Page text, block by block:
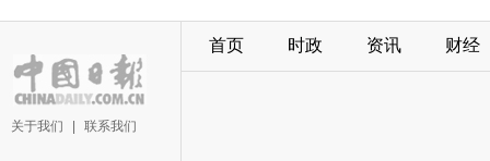
关于我们 联系我们
首页 时政 资讯 财经